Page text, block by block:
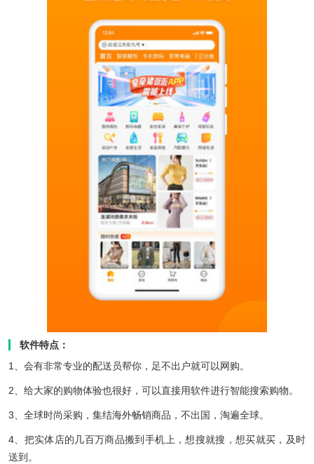
软件特点：
1、会有非常专业的配送员帮你，足不出户就可以网购。
2、给大家的购物体验也很好，可以直接用软件进行智能搜索购物。
3、全球时尚采购，集结海外畅销商品，不出国，淘遍全球。
4、把实体店的几百万商品搬到手机上，想搜就搜，想买就买，及时
送到。